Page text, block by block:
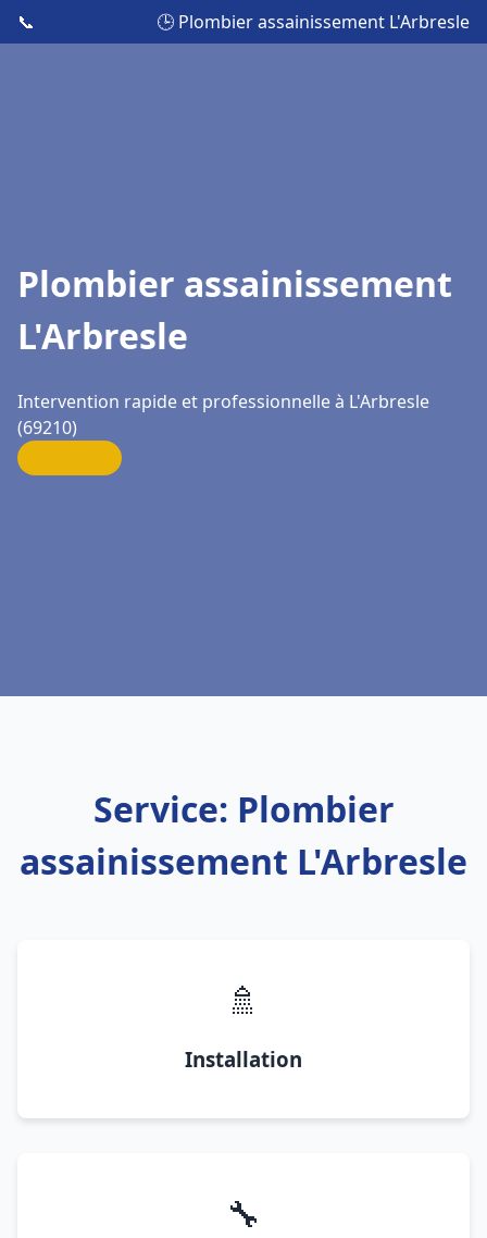
📞 🕒 Plombier assainissement L'Arbresle
Plombier assainissement
L'Arbresle
Intervention rapide et professionnelle à L'Arbresle
(69210)
Service: Plombier
assainissement L'Arbresle
🚿
Installation
🔧